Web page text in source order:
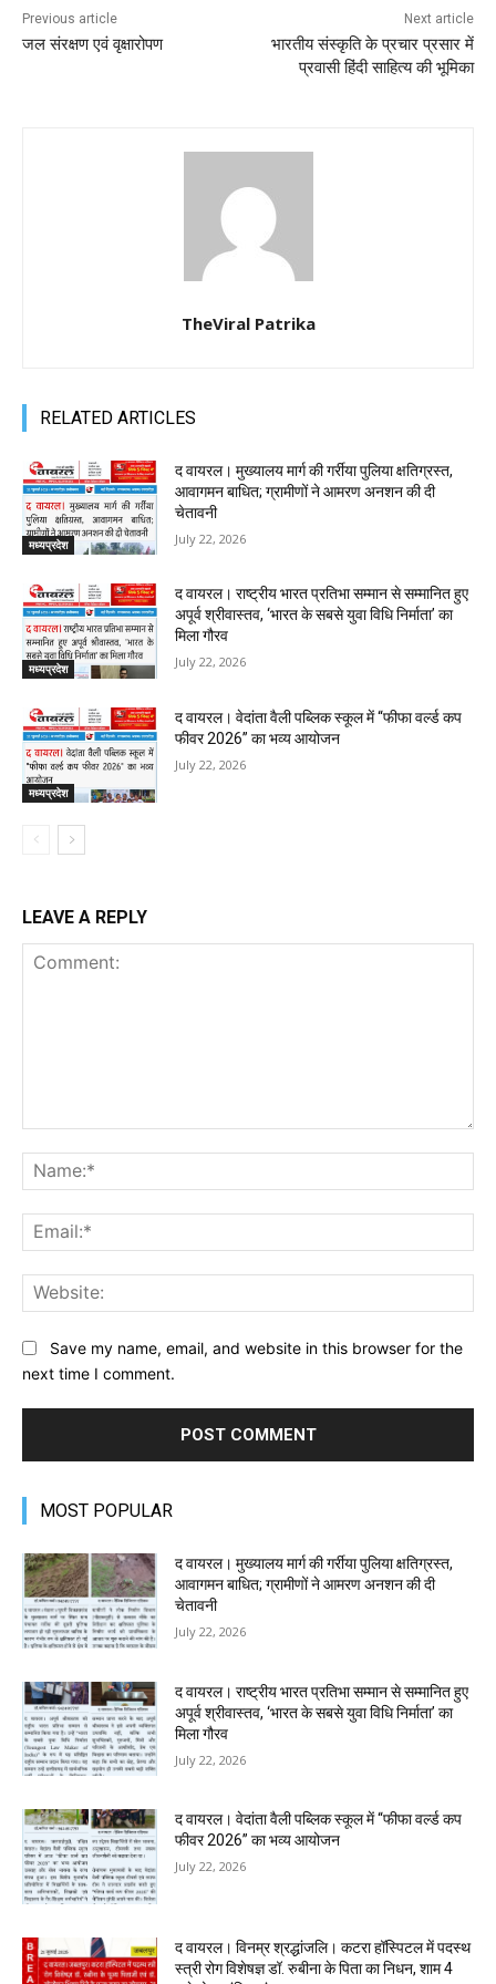
Previous article
जल संरक्षण एवं वृक्षारोपण
Next article
भारतीय संस्कृति के प्रचार प्रसार में
प्रवासी हिंदी साहित्य की भूमिका
TheViral Patrika
RELATED ARTICLES
मध्यप्रदेश
द वायरल। मुख्यालय मार्ग की गर्रीया पुलिया क्षतिग्रस्त,
आवागमन बाधित; ग्रामीणों ने आमरण अनशन की दी
चेतावनी
July 22, 2026
मध्यप्रदेश
द वायरल। राष्ट्रीय भारत प्रतिभा सम्मान से सम्मानित हुए
अपूर्व श्रीवास्तव, ‘भारत के सबसे युवा विधि निर्माता’ का
मिला गौरव
July 22, 2026
मध्यप्रदेश
द वायरल। वेदांता वैली पब्लिक स्कूल में “फीफा वर्ल्ड कप
फीवर 2026” का भव्य आयोजन
July 22, 2026
LEAVE A REPLY
Save my name, email, and website in this browser for the
next time I comment.
MOST POPULAR
द वायरल। मुख्यालय मार्ग की गर्रीया पुलिया क्षतिग्रस्त,
आवागमन बाधित; ग्रामीणों ने आमरण अनशन की दी
चेतावनी
July 22, 2026
द वायरल। राष्ट्रीय भारत प्रतिभा सम्मान से सम्मानित हुए
अपूर्व श्रीवास्तव, ‘भारत के सबसे युवा विधि निर्माता’ का
मिला गौरव
July 22, 2026
द वायरल। वेदांता वैली पब्लिक स्कूल में “फीफा वर्ल्ड कप
फीवर 2026” का भव्य आयोजन
July 22, 2026
द वायरल। विनम्र श्रद्धांजलि। कटरा हॉस्पिटल में पदस्थ
स्त्री रोग विशेषज्ञ डॉ. रुबीना के पिता का निधन, शाम 4